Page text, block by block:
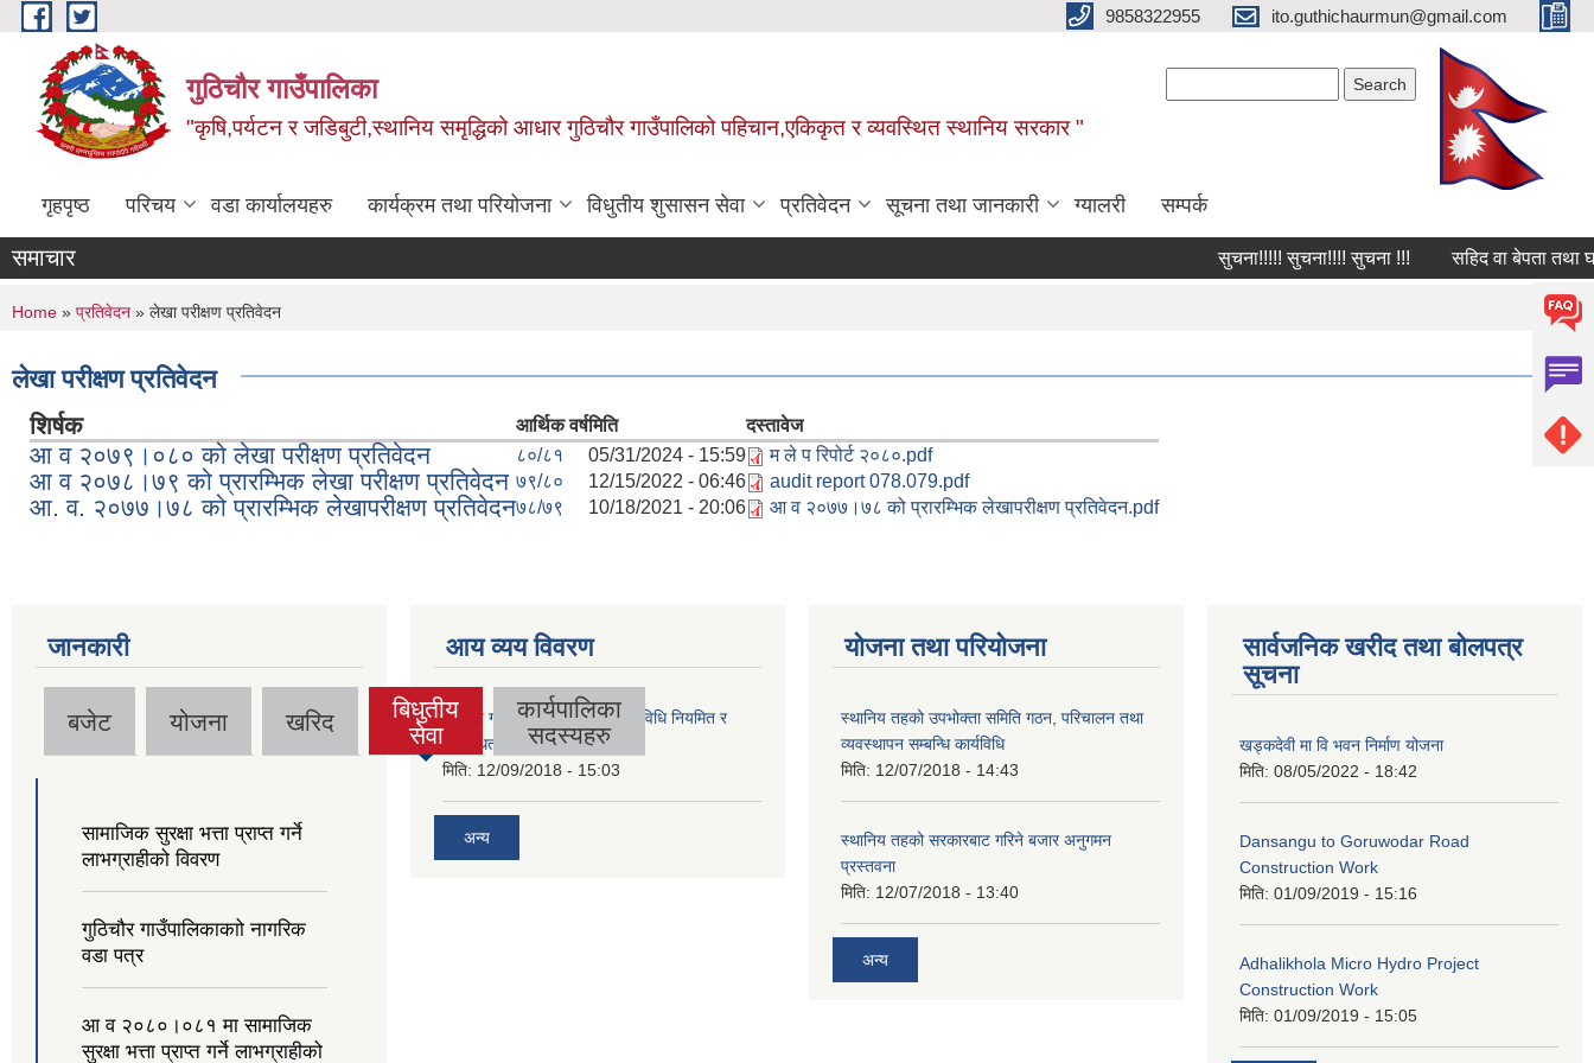
Skip to main content 9858322955 ito.guthichaurmun@gmail.com
गुठिचौर गाउँपालिका
"कृषि,पर्यटन र जडिबुटी,स्थानिय समृद्धिको आधार गुठिचौर गाउँपालिको पहिचान,एकिकृत र व्यवस्थित स्थानिय सरकार "
गृहपृष्ठ परिचय वडा कार्यालयहरु कार्यक्रम तथा परियोजना विधुतीय शुसासन सेवा प्रतिवेदन सूचना तथा जानकारी ग्यालरी सम्पर्क
समाचार सुचना!!!!! सुचना!!!! सुचना !!! सहिद वा बेपता तथा
You are here
Home » प्रतिवेदन » लेखा परीक्षण प्रतिवेदन
लेखा परीक्षण प्रतिवेदन
शिर्षक आर्थिक वर्षमिति दस्तावेज
आ व २०७९।०८० को लेखा परीक्षण प्रतिवेदन ८०/८१ 05/31/2024 - 15:59 म ले प रिपोर्ट २०८०.pdf
आ व २०७८।७९ को प्रारम्भिक लेखा परीक्षण प्रतिवेदन ७९/८० 12/15/2022 - 06:46 audit report 078.079.pdf
आ. व. २०७७।७८ को प्रारम्भिक लेखापरीक्षण प्रतिवेदन७८/७९ 10/18/2021 - 20:06 आ व २०७७।७८ को प्रारम्भिक लेखापरीक्षण प्रतिवेदन.pdf
जानकारी
बजेट योजना खरिद
बिधुतीय
सेवा
कार्यपालिका
सदस्यहरु
सामाजिक सुरक्षा भत्ता प्राप्त गर्ने
लाभग्राहीको विवरण
गुठिचौर गाउँपालिकाकाो नागरिक
वडा पत्र
आ व २०८०।०८१ मा सामाजिक
सुरक्षा भत्ता प्राप्त गर्ने लाभग्राहीको
आय व्यय विवरण
गुठिचौर गाउँपालिकाको आर्थिक कार्यविधि नियमित र
व्यवस्थित गर्न बनेको ऐन, २०७४
मिति: 12/09/2018 - 15:03
अन्य
योजना तथा परियोजना
स्थानिय तहको उपभोक्ता समिति गठन, परिचालन तथा
व्यवस्थापन सम्बन्धि कार्यविधि
मिति: 12/07/2018 - 14:43
स्थानिय तहको सरकारबाट गरिने बजार अनुगमन
प्रस्तवना
मिति: 12/07/2018 - 13:40
अन्य
सार्वजनिक खरीद तथा बोलपत्र
सूचना
खड्कदेवी मा वि भवन निर्माण योजना
मिति: 08/05/2022 - 18:42
Dansangu to Goruwodar Road
Construction Work
मिति: 01/09/2019 - 15:16
Adhalikhola Micro Hydro Project
Construction Work
मिति: 01/09/2019 - 15:05